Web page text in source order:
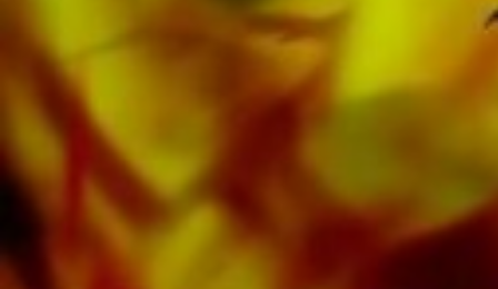
Orchestre d'Harmonie, Orchestre Juniors,
Ensemble de cuivres, Ensemble à vent,
Orchestre Symphonique aussi bien que CDs et
Éducation musicale. Une grande partie de la
littérature de l'éditeur provenant de fanfares
de premier plan telles que le Black Dyke
Band, le Cory Band, le Brighouse & Rastrick
Band ou l'Oberaargauer Brass Band a été
enregistrée sur Obrasso Records. Tous les